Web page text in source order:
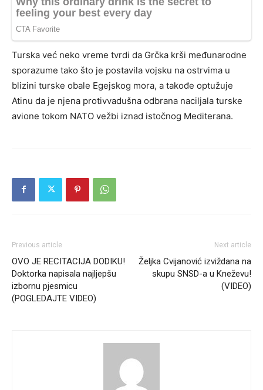
Turska već neko vreme tvrdi da Grčka krši međunarodne
sporazume tako što je postavila vojsku na ostrvima u
blizini turske obale Egejskog mora, a takođe optužuje
Atinu da je njena protivvadušna odbrana naciljala turske
avione tokom NATO vežbi iznad istočnog Mediterana.
Previous article
OVO JE RECITACIJA DODIKU!
Doktorka napisala najljepšu
izbornu pjesmicu
(POGLEDAJTE VIDEO)
Next article
Željka Cvijanović izviždana na
skupu SNSD-a u Kneževu!
(VIDEO)